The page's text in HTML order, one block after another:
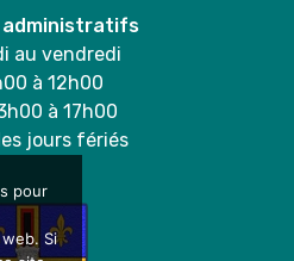
administratifs
au vendredi
à 12h00
à 17h00
jours fériés
pour
Si